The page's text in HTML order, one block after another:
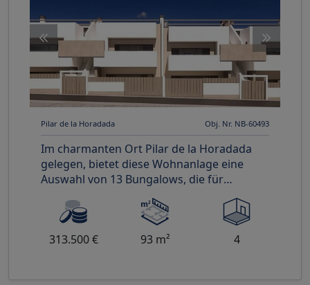
Pilar de la Horadada Obj. Nr. NB-60493
Im charmanten Ort Pilar de la Horadada
gelegen, bietet diese Wohnanlage eine
Auswahl von 13 Bungalows, die für
diejenigen entworfen wurden, die einen
313.500 € 93 m² 4